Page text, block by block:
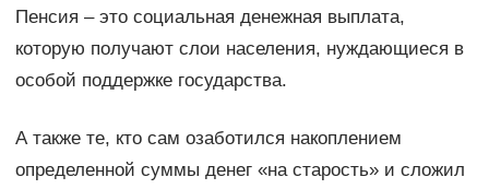
Пенсия – это социальная денежная выплата,
которую получают слои населения, нуждающиеся в
особой поддержке государства.
А также те, кто сам озаботился накоплением
определенной суммы денег «на старость» и сложил